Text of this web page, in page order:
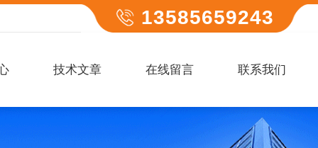
13585659243
技术文章 在线留言 联系我们